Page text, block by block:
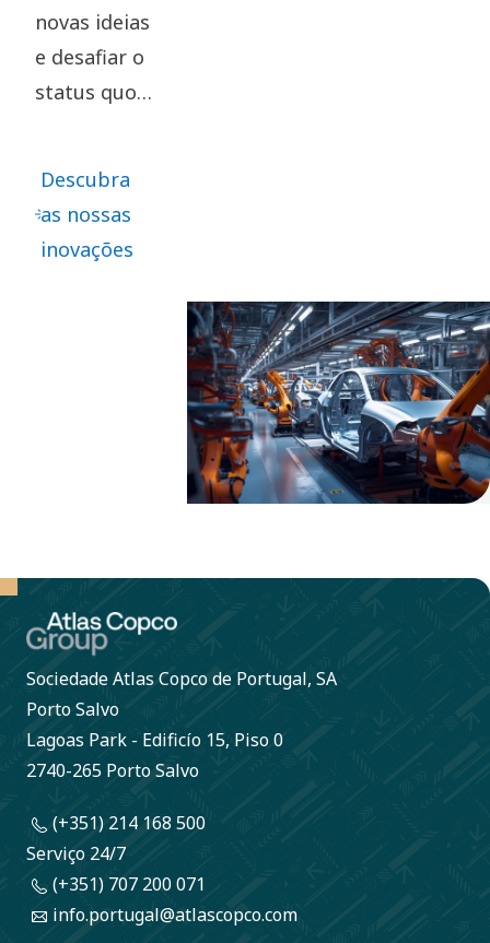
novas ideias
e desafiar o
status quo
inovação.
Descubra
as nossas
inovações
Sociedade Atlas Copco de Portugal, SA
Porto Salvo
Lagoas Park - Edificío 15, Piso 0
2740-265 Porto Salvo
(+351) 214 168 500
Serviço 24/7
(+351) 707 200 071
info.portugal@atlascopco.com